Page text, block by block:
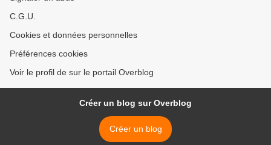
C.G.U.
Cookies et données personnelles
Préférences cookies
Voir le profil de sur le portail Overblog
Créer un blog sur Overblog
Créer un blog